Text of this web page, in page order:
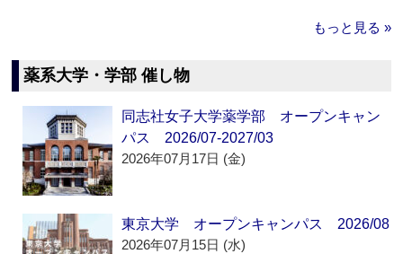
もっと見る »
薬系大学・学部 催し物
同志社女子大学薬学部 オープンキャン
パス 2026/07-2027/03
2026年07月17日 (金)
東京大学 オープンキャンパス 2026/08
2026年07月15日 (水)